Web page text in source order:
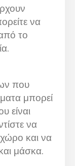
να
το
που
μπορεί
είναι
να
και να
μάσκα.